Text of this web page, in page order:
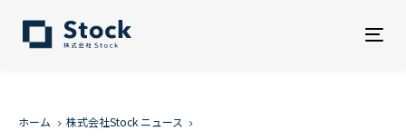
ホーム
株式会社Stock ニュース